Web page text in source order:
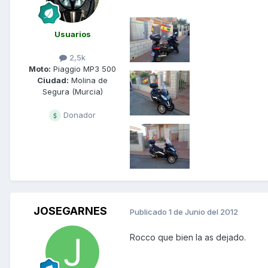
Usuarios
2,5k
Moto: Piaggio MP3 500
Ciudad: Molina de
Segura (Murcia)
Donador
JOSEGARNES Publicado 1 de Junio del 2012
Rocco que bien la as dejado.